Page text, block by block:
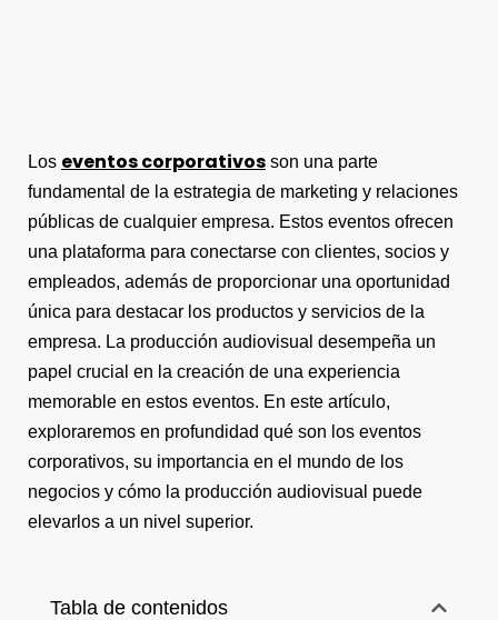
Los eventos corporativos son una parte
fundamental de la estrategia de marketing y relaciones
públicas de cualquier empresa. Estos eventos ofrecen
una plataforma para conectarse con clientes, socios y
empleados, además de proporcionar una oportunidad
única para destacar los productos y servicios de la
empresa. La producción audiovisual desempeña un
papel crucial en la creación de una experiencia
memorable en estos eventos. En este artículo,
exploraremos en profundidad qué son los eventos
corporativos, su importancia en el mundo de los
negocios y cómo la producción audiovisual puede
elevarlos a un nivel superior.
Tabla de contenidos